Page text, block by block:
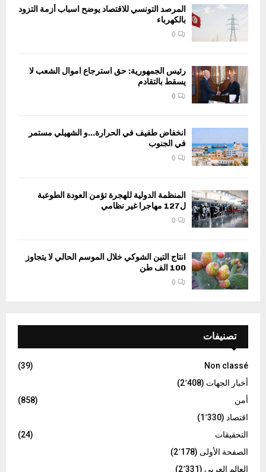
المرصد التونسي للاقتصاد يوضح اسباب أزمة التزود
بالكهرباء
0
رئيس الجمهورية: حق استرجاع اموال الشعب لا
يسقط بالتقادم
0
انخفاض طفيف في الحرارة…و الشهيلي مستمر
في الجنوب
0
المنظمة الدولية للهجرة تؤمن العودة الطوعبة
ل127 مهاجرا غير نظامي
0
انتاج التين الشوكي خلال الموسم الحالي لا يتجاوز
100 الف طن
0
تصنيفات
Non classé
(39)
أخبار الجهات (2٬408)
أمن
(858)
اقتصاد (1٬330)
التحقيقات
(24)
الصفحة الأولى (2٬178)
العالم العربي (2٬331)